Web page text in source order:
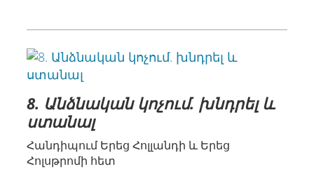
8. Անձնական կոչում. խնդրել և
ստանալ
Հանդիպում Երեց Հոլլանդի և Երեց
Հոլսթրոմի հետ